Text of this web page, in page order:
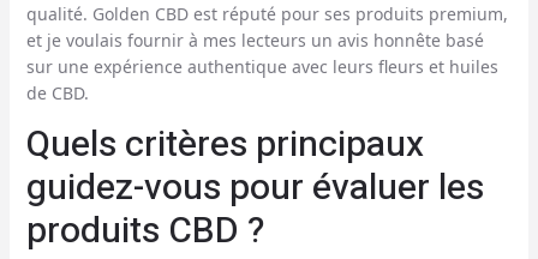
qualité. Golden CBD est réputé pour ses produits premium,
et je voulais fournir à mes lecteurs un avis honnête basé
sur une expérience authentique avec leurs fleurs et huiles
de CBD.
Quels critères principaux
guidez-vous pour évaluer les
produits CBD ?